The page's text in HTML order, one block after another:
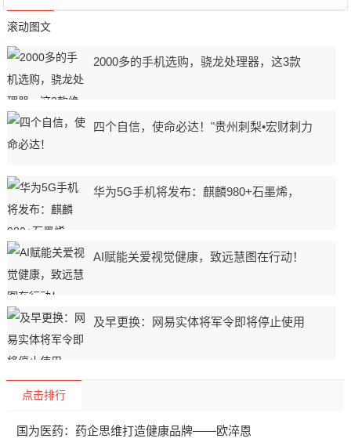
滚动图文
2000多的手机选购，骁龙处理器，这3款
四个自信，使命必达！"贵州刺梨•宏财刺力
华为5G手机将发布：麒麟980+石墨烯，
AI赋能关爱视觉健康，致远慧图在行动！
及早更换：网易实体将军令即将停止使用
点击排行
国为医药：药企思维打造健康品牌——欧淬恩